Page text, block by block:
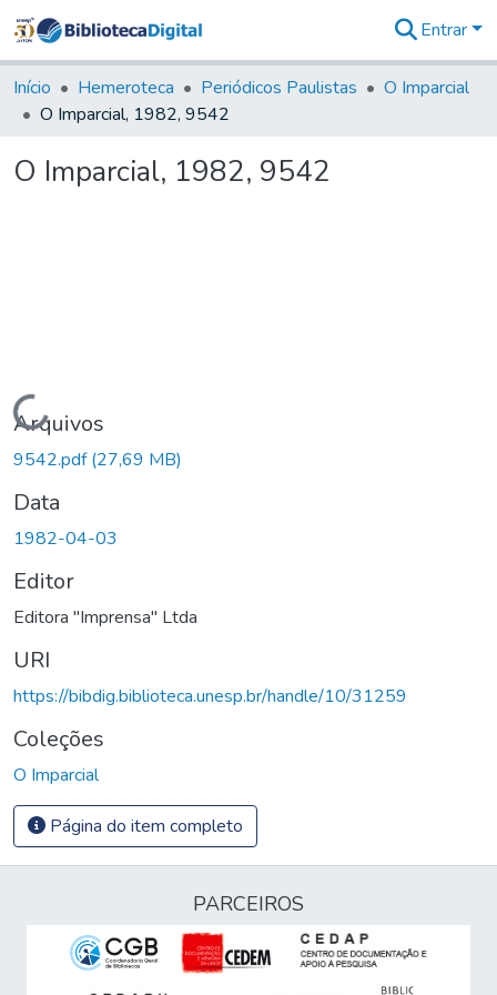
&
Coleções
Tudo na
Digital
Entrar
Início Hemeroteca Periódicos Paulistas
O Imparcial
O Imparcial, 1982, 9542
O Imparcial, 1982, 9542
Carregando...
Arquivos
9542.pdf(27,69 MB)
Data
1982-04-03
Editor
Editora "Imprensa" Ltda
URI
https://bibdig.biblioteca.unesp.br/handle/10/31259
Coleções
O Imparcial
Página do item completo
PARCEIROS